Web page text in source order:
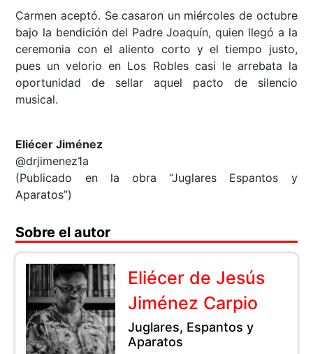
Carmen aceptó. Se casaron un miércoles de octubre
bajo la bendición del Padre Joaquín, quien llegó a la
ceremonia con el aliento corto y el tiempo justo,
pues un velorio en Los Robles casi le arrebata la
oportunidad de sellar aquel pacto de silencio
musical.
Eliécer Jiménez
@drjimenez1a
(Publicado en la obra “Juglares Espantos y
Aparatos”)
Sobre el autor
Eliécer de Jesús
Jiménez Carpio
Juglares, Espantos y
Aparatos